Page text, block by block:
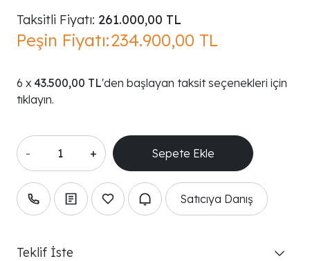
Taksitli Fiyatı: 261.000,00 TL
Peşin Fiyatı:234.900,00 TL
43.500,00 TL'den başlayan taksit seçenekleri için
tıklayın.
- +
Satıcıya Danış
Teklif İste